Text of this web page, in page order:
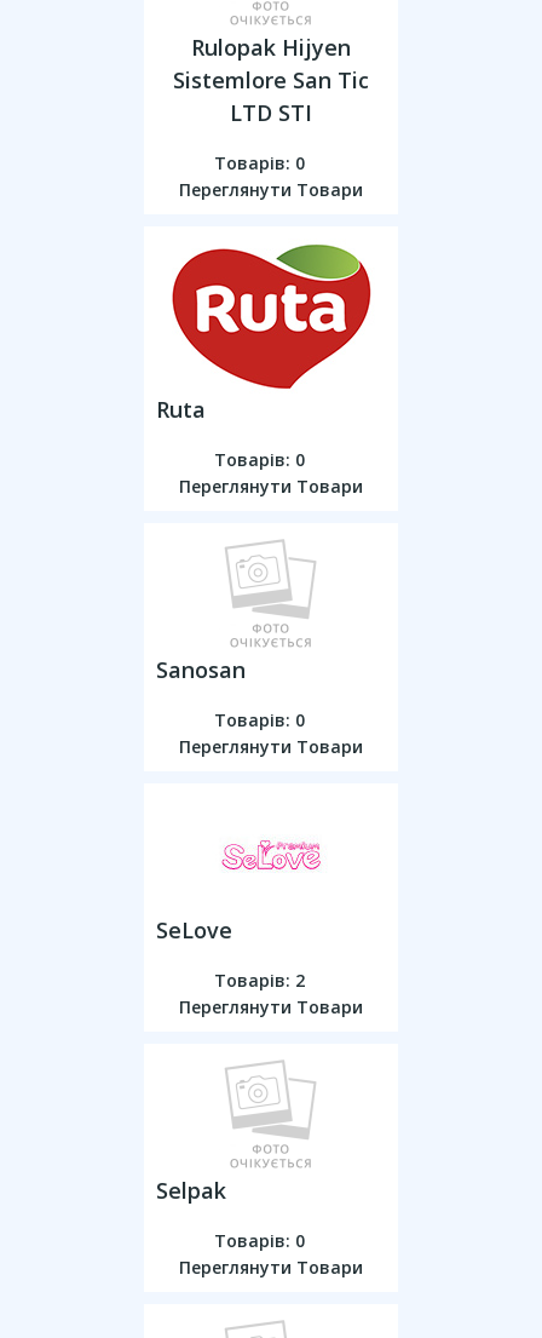
Rulopak Hijyen
Sistemlore San Tic
LTD STI
Товарів: 0
Переглянути Товари
Ruta
Товарів: 0
Переглянути Товари
Sanosan
Товарів: 0
Переглянути Товари
SeLove
Товарів: 2
Переглянути Товари
Selpak
Товарів: 0
Переглянути Товари